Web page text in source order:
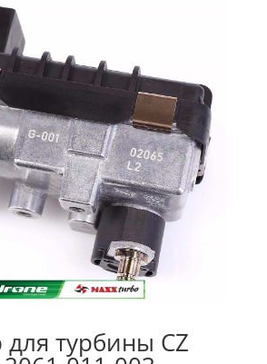
для турбины CZ